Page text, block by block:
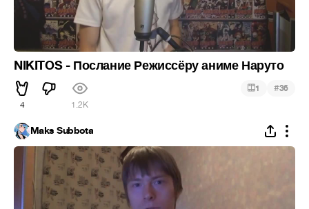
NIKITOS - Послание Режиссёру аниме Наруто
4 1.2K
1 #36
Maks Subbota